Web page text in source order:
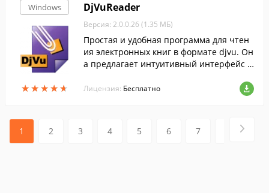
Windows
★★★★★
★★★★★
DjVuReader
Версия: 2.0.0.26 (1.35 МБ)
Простая и удобная программа для чтен
ия электронных книг в формате djvu. Он
а предлагает интуитивный интерфейс с
ражения страниц....
Лицензия: Бесплатно
1 2 3 4 5 6 7